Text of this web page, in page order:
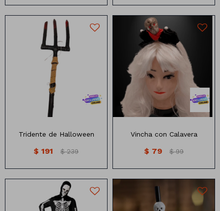
Tridente de Halloween
Medidas: 107cm x 15cm
Tridente de Halloween
$ 191 $ 239
Vincha con calavera
Vincha con Calavera
$ 79 $ 99